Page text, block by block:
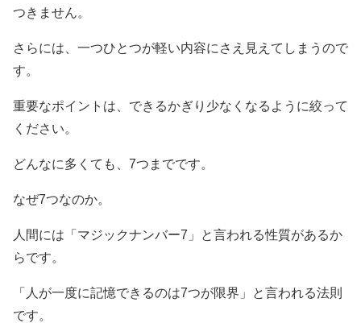
つきません。
さらには、一つひとつが軽い内容にさえ見えてしまうので
す。
重要なポイントは、できるかぎり少なくなるように絞って
ください。
どんなに多くても、7つまでです。
なぜ7つなのか。
人間には「マジックナンバー7」と言われる性質があるか
らです。
「人が一度に記憶できるのは7つが限界」と言われる法則
です。